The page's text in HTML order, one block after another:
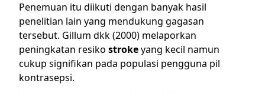
Penemuan itu diikuti dengan banyak hasil
penelitian lain yang mendukung gagasan
tersebut. Gillum dkk (2000) melaporkan
peningkatan resiko strokeyang kecil namun
cukup signifikan pada populasi pengguna pil
kontrasepsi.